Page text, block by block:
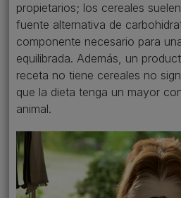
propietarios; los cereales
fuente alternativa de
componente necesario para
equilibrada. Además, un
receta no tiene cereales no
que la dieta tenga un mayor
animal.